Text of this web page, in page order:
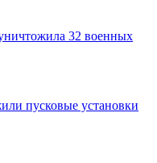
32 военных
пусковые установки